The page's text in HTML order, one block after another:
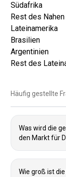
Südafrika
Rest des
Lateinamerika
Brasilien
Argentinien
Rest des
Häufig gestellte
Was wird die
den Markt für
Wie groß ist